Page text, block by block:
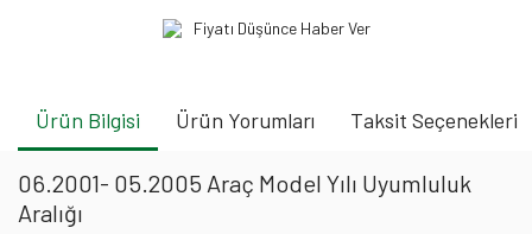
Fiyatı Düşünce Haber Ver
Ürün Bilgisi Ürün Yorumları Taksit Seçenekleri
06.2001- 05.2005 Araç Model Yılı Uyumluluk
Aralığı